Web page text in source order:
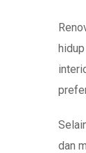
dan